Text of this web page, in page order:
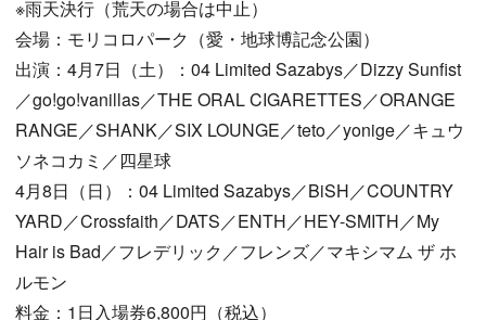
※雨天決行（荒天の場合は中止）
会場：モリコロパーク（愛・地球博記念公園）
出演：4月7日（土）：04 Limited Sazabys／Dizzy Sunfist
／go!go!vanillas／THE ORAL CIGARETTES／ORANGE
RANGE／SHANK／SIX LOUNGE／teto／yonige／キュウ
ソネコカミ／四星球
4月8日（日）：04 Limited Sazabys／BiSH／COUNTRY
YARD／Crossfaith／DATS／ENTH／HEY-SMITH／My
Hair is Bad／フレデリック／フレンズ／マキシマム ザ ホ
ルモン
料金：1日入場券6,800円（税込）